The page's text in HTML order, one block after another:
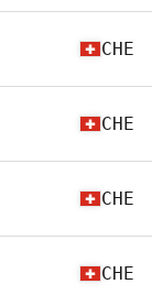
CHE
CHE
CHE
CHE